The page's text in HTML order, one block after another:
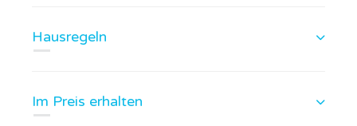
Hausregeln
Im Preis erhalten